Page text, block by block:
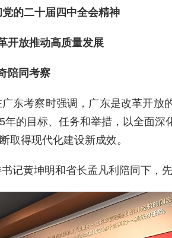
的二十届四中全会精神
开放推动高质量发展
陪同考察
东考察时强调，广东是改革开放
的目标、任务和举措，以全面深
取得现代化建设新成效。
记黄坤明和省长孟凡利陪同下，